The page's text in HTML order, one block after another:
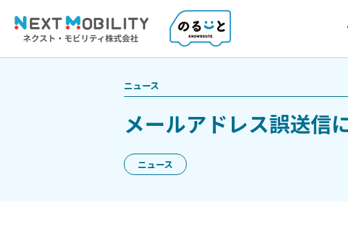
ニュース
メールアドレス誤送信
ニュース